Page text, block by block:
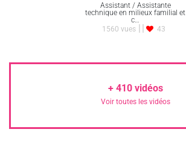
Assistant / Assistante
technique en milieux familial et
c…
1560 vues
43
+ 410vidéos
Voir toutes les vidéos